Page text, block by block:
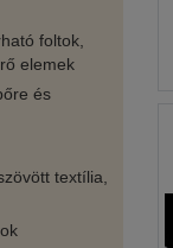
foltok,
elemek
és
textília,